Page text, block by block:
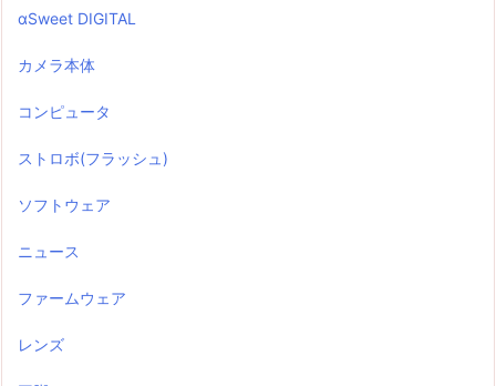
αSweet DIGITAL
カメラ本体
コンピュータ
ストロボ(フラッシュ)
ソフトウェア
ニュース
ファームウェア
レンズ